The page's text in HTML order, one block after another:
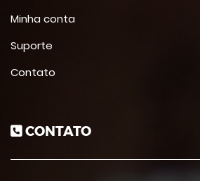
Minha conta
Suporte
Contato
CONTATO